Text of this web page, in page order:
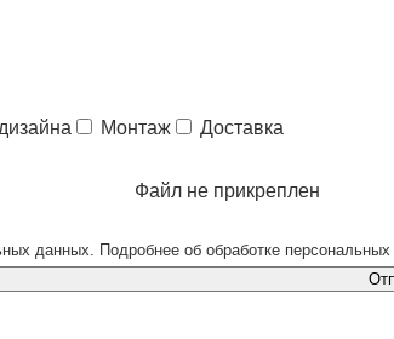
Монтаж Доставка
Файл не прикреплен
данных. Подробнее об обработке